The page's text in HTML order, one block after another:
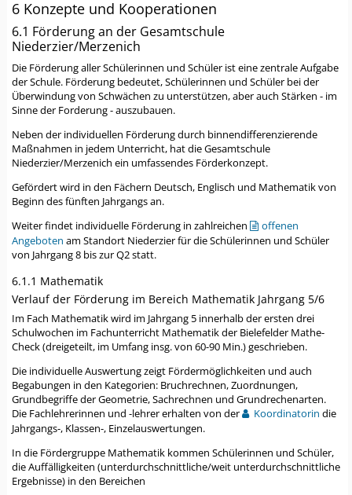
6 Konzepte und Kooperationen
6.1 Förderung an der Gesamtschule
Niederzier/Merzenich
Die Förderung aller Schülerinnen und Schüler ist eine zentrale Aufgabe
der Schule. Förderung bedeutet, Schülerinnen und Schüler bei der
Überwindung von Schwächen zu unterstützen, aber auch Stärken - im
Sinne der Forderung - auszubauen.
Neben der individuellen Förderung durch binnendifferenzierende
Maßnahmen in jedem Unterricht, hat die Gesamtschule
Niederzier/Merzenich ein umfassendes Förderkonzept.
Gefördert wird in den Fächern Deutsch, Englisch und Mathematik von
Beginn des fünften Jahrgangs an.
Weiter findet individuelle Förderung in zahlreichen
offenen
Angeboten am Standort Niederzier für die Schülerinnen und Schüler
von Jahrgang 8 bis zur Q2 statt.
6.1.1 Mathematik
Verlauf der Förderung im Bereich Mathematik Jahrgang 5/6
Im Fach Mathematik wird im Jahrgang 5 innerhalb der ersten drei
Schulwochen im Fachunterricht Mathematik der Bielefelder Mathe-
Check (dreigeteilt, im Umfang insg. von 60-90 Min.) geschrieben.
Die individuelle Auswertung zeigt Fördermöglichkeiten und auch
Begabungen in den Kategorien: Bruchrechnen, Zuordnungen,
Grundbegriffe der Geometrie, Sachrechnen und Grundrechenarten.
Die Fachlehrerinnen und -lehrer erhalten von der
Koordinatorin die
Jahrgangs-, Klassen-, Einzelauswertungen.
In die Fördergruppe Mathematik kommen Schülerinnen und Schüler,
die Auffälligkeiten (unterdurchschnittliche/weit unterdurchschnittliche
Ergebnisse) in den Bereichen